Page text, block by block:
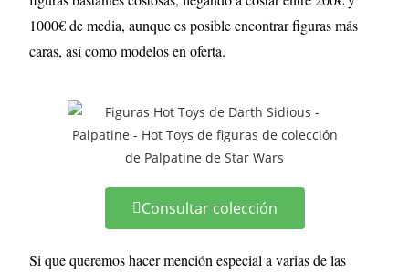
1000€ de media, aunque es posible encontrar figuras más
caras, así como modelos en oferta.
Consultar colección
Si que queremos hacer mención especial a varias de las